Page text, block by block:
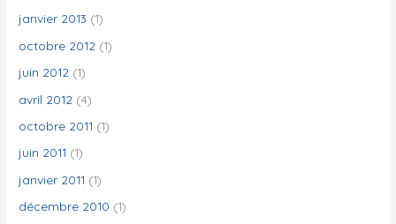
janvier 2013 (1)
octobre 2012 (1)
juin 2012 (1)
avril 2012 (4)
octobre 2011 (1)
juin 2011 (1)
janvier 2011 (1)
décembre 2010 (1)